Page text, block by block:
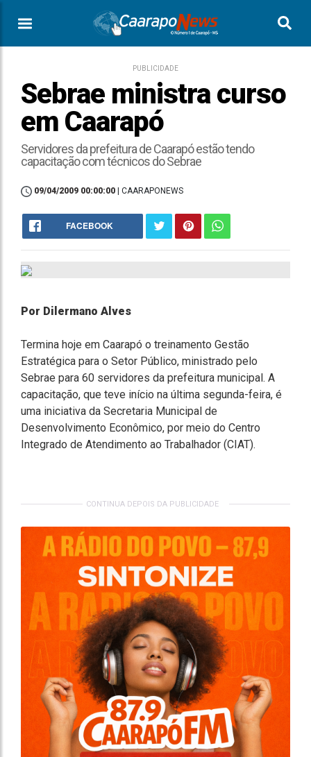
PUBLICIDADE
Sebrae ministra curso
em Caarapó
Servidores da prefeitura de Caarapó estão tendo
capacitação com técnicos do Sebrae
09/04/2009 00:00:00 | CAARAPONEWS
FACEBOOK
Por Dilermano Alves
Termina hoje em Caarapó o treinamento Gestão
Estratégica para o Setor Público, ministrado pelo
Sebrae para 60 servidores da prefeitura municipal. A
capacitação, que teve início na última segunda-feira, é
uma iniciativa da Secretaria Municipal de
Desenvolvimento Econômico, por meio do Centro
Integrado de Atendimento ao Trabalhador (CIAT).
CONTINUA DEPOIS DA PUBLICIDADE